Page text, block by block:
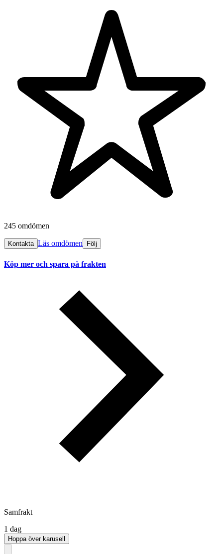
245 omdömen
Kontakta Läs omdömen Följ
Köp mer och spara på frakten
Samfrakt
1 dag
Hoppa över karusell